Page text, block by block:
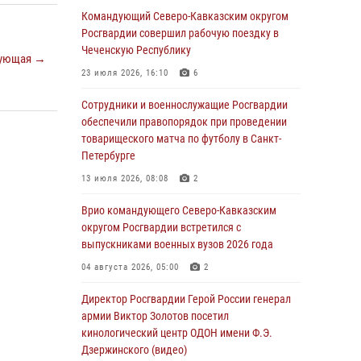
→
06 августа 2026, 13:24
Росгвардейцы задержали мужчину,
открывшего стрельбу в Подмосковье (видео)
Росгвардейцы провели выставку вооружения
для участников сбора «Гвардеец» в Пензе
(видео)
06 августа 2026, 12:00
В Курске росгвардейцы приняли участие в
митинге, посвященном второй годовщине
вторжения ВСУ на территорию области
06 августа 2026, 11:56 4
В Санкт-Петербурге наряд Росгвардии
задержал правонарушителя, угрожавшего
подростку травматическим пистолетом
06 августа 2026, 11:33
Командующий Северо-Кавказским округом
Росгвардии совершил рабочую поездку в
Чеченскую Республику
23 июля 2026, 16:10 6
Сотрудники и военнослужащие Росгвардии
обеспечили правопорядок при проведении
товарищеского матча по футболу в Санкт-
Петербурге
13 июля 2026, 08:08 2
Врио командующего Северо-Кавказским
округом Росгвардии встретился с
выпускниками военных вузов 2026 года
04 августа 2026, 05:00 2
Директор Росгвардии Герой России генерал
армии Виктор Золотов посетил
кинологический центр ОДОН имени Ф.Э.
Дзержинского (видео)